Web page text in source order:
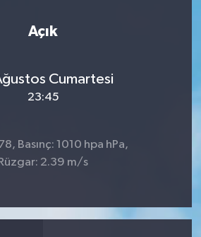
Açık
Cumartesi
23:45
Basınç: 1010 hpa hPa,
Rüzgar: 2.39 m/s